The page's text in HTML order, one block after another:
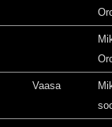
Vaasa